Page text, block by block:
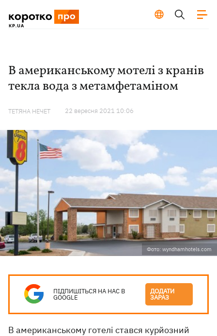
В американському мотелі з кранів
текла вода з метамфетаміном
ТЕТЯНА НЕЧЕТ 22 вересня 2021 10:06
Фото: wyndhamhotels.com
ПІДПИШІТЬСЯ НА НАС В
GOOGLE
ДОДАТИ
ЗАРАЗ
В американському готелі стався курйозний